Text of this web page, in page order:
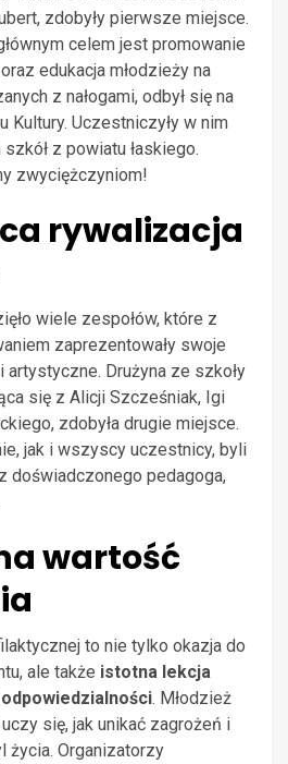
zdobyły pierwsze miejsce.
celem jest promowanie
edukacja młodzieży na
z nałogami, odbył się na
Kultury. Uczestniczyły w nim
z powiatu łaskiego.
zwyciężczyniom!
rywalizacja
wiele zespołów, które z
zaprezentowały swoje
artystyczne. Drużyna ze szkoły
się z Alicji Szcześniak, Igi
zdobyła drugie miejsce.
jak i wszyscy uczestnicy, byli
doświadczonego pedagoga,
wartość
to nie tylko okazja do
ale także istotna lekcja
. Młodzież
się, jak unikać zagrożeń i
życia. Organizatorzy